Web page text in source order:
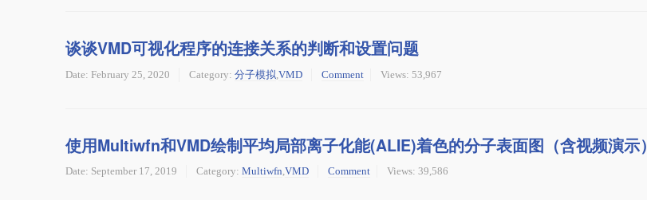
谈谈VMD可视化程序的连接关系的判断和设置问题
Date: February 25, 2020 Category: 分子模拟 VMD Comment Views: 53,967
使用Multiwfn和VMD绘制平均局部离子化能(ALIE)着色的分子表面图（含视频演示）
Date: September 17, 2019 Category: Multiwfn VMD Comment Views: 39,586